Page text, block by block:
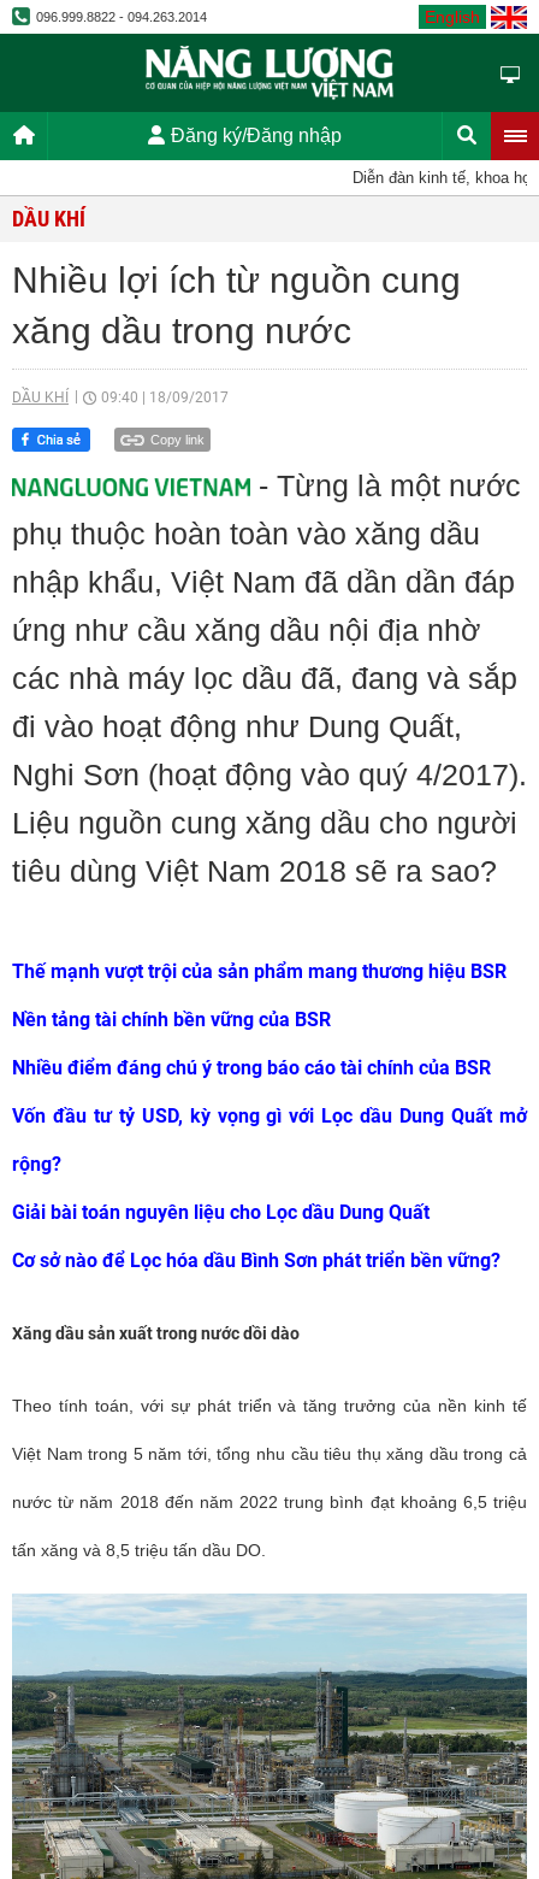
096.999.8822 - 094.263.2014 English
Đăng ký/Đăng nhập
Diễn đàn kinh tế, khoa học,
DẦU KHÍ
Nhiều lợi ích từ nguồn cung
xăng dầu trong nước
DẦU KHÍ 09:40 18/09/2017
Copy link
- Từng là một nước
phụ thuộc hoàn toàn vào xăng dầu
nhập khẩu, Việt Nam đã dần dần đáp
ứng như cầu xăng dầu nội địa nhờ
các nhà máy lọc dầu đã, đang và sắp
đi vào hoạt động như Dung Quất,
Nghi Sơn (hoạt động vào quý 4/2017).
Liệu nguồn cung xăng dầu cho người
tiêu dùng Việt Nam 2018 sẽ ra sao?
Thế mạnh vượt trội của sản phẩm mang thương hiệu BSR
Nền tảng tài chính bền vững của BSR
Nhiều điểm đáng chú ý trong báo cáo tài chính của BSR
Vốn đầu tư tỷ USD, kỳ vọng gì với Lọc dầu Dung Quất mở
rộng?
Giải bài toán nguyên liệu cho Lọc dầu Dung Quất
Cơ sở nào để Lọc hóa dầu Bình Sơn phát triển bền vững?
Xăng dầu sản xuất trong nước dồi dào
Theo tính toán, với sự phát triển và tăng trưởng của nền kinh tế
Việt Nam trong 5 năm tới, tổng nhu cầu tiêu thụ xăng dầu trong cả
nước từ năm 2018 đến năm 2022 trung bình đạt khoảng 6,5 triệu
tấn xăng và 8,5 triệu tấn dầu DO.